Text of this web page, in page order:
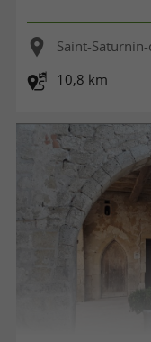
Saint-
10,8 km